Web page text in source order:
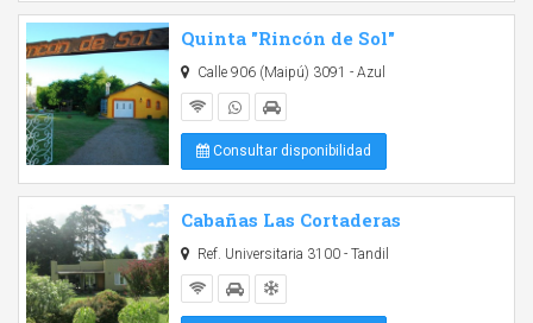
Quinta "Rincón de Sol"
Calle 906 (Maipú) 3091 - Azul
Consultar disponibilidad
Cabañas Las Cortaderas
Ref. Universitaria 3100 - Tandil